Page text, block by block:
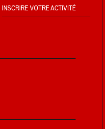
INSCRIRE VOTRE ACTIVITÉ